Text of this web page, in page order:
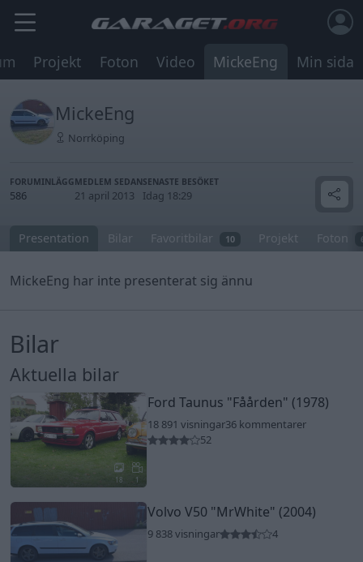
Projekt Foton Video MickeEng Min sida
MickeEng
Norrköping
FORUMINLÄGG
586
MEDLEM SEDAN
21 april 2013
SENASTE BESÖKET
Idag 18:29
Presentation Bilar Favoritbilar 10 Projekt Foton
MickeEng har inte presenterat sig ännu
Bilar
Aktuella bilar
18 1
Ford Taunus "Fåården" (1978)
18 891 visningar36 kommentarer
52
Volvo V50 "MrWhite" (2004)
9 838 visningar 4